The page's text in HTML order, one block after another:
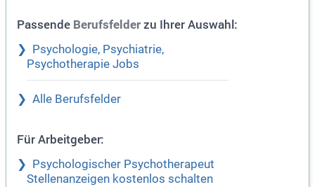
Passende Berufsfelder zu Ihrer Auswahl:
Psychologie, Psychiatrie,
Psychotherapie Jobs
Alle Berufsfelder
Für Arbeitgeber:
Psychologischer Psychotherapeut
Stellenanzeigen kostenlos schalten